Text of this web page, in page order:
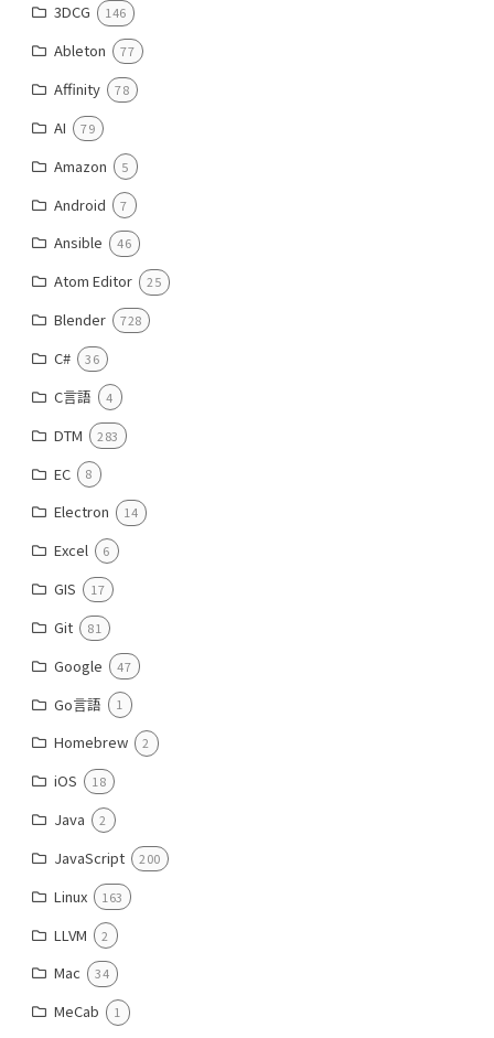
3DCG 146
Ableton 77
Affinity 78
AI 79
Amazon 5
Android 7
Ansible 46
Atom Editor 25
Blender 728
C# 36
C言語 4
DTM 283
EC 8
Electron 14
Excel 6
GIS 17
Git 81
Google 47
Go言語 1
Homebrew 2
iOS 18
Java 2
JavaScript 200
Linux 163
LLVM 2
Mac 34
MeCab 1